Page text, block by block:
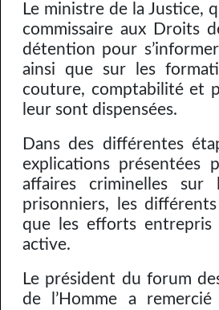
Le ministre de la Justice,
commissaire aux Droits
détention pour
ainsi que sur les
couture, comptabilité et
leur sont dispensées.
Dans des différentes
explications présentées
affaires criminelles
prisonniers, les
que les efforts
active.
Le président du forum
de l’Homme a